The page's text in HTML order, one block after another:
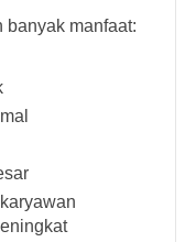
banyak manfaat: